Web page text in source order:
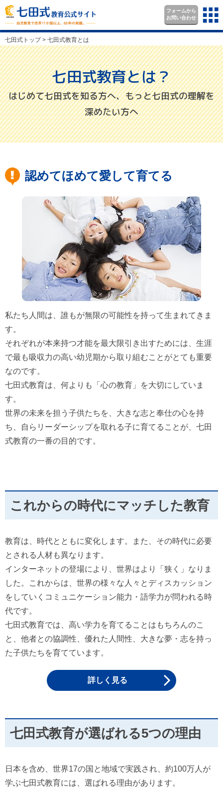
フォームから
お問い合わせ
七田式トップ > 七田式教育とは
七田式教育とは？
はじめて七田式を知る方へ、もっと七田式の理解を
深めたい方へ
認めてほめて愛して育てる
私たち人間は、誰もが無限の可能性を持って生まれてきま
す。
それぞれが本来持つ才能を最大限引き出すためには、生涯
で最も吸収力の高い幼児期から取り組むことがとても重要
なのです。
七田式教育は、何よりも「心の教育」を大切にしていま
す。
世界の未来を担う子供たちを、大きな志と奉仕の心を持
ち、自らリーダーシップを取れる子に育てることが、七田
式教育の一番の目的です。
これからの時代にマッチした教育
教育は、時代とともに変化します。また、その時代に必要
とされる人材も異なります。
インターネットの登場により、世界はより「狭く」なりま
した。これからは、世界の様々な人々とディスカッション
をしていくコミュニケーション能力・語学力が問われる時
代です。
七田式教育では、高い学力を育てることはもちろんのこ
と、他者との協調性、優れた人間性、大きな夢・志を持っ
た子供たちを育てています。
詳しく見る
七田式教育が選ばれる5つの理由
日本を含め、世界17の国と地域で実践され、約100万人が
学ぶ七田式教育には、選ばれる理由があります。